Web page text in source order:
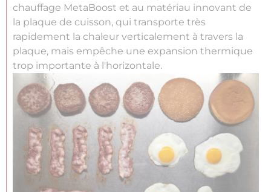
chauffage MetaBoost et au matériau innovant de
la plaque de cuisson, qui transporte très
rapidement la chaleur verticalement à travers la
plaque, mais empêche une expansion thermique
trop importante à l'horizontale.